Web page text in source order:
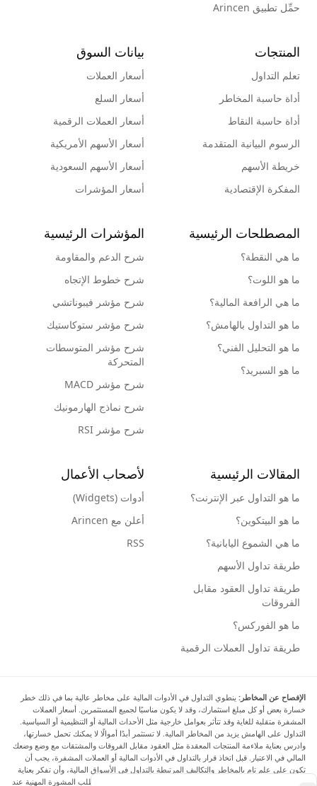
حمِّل تطبيق Arincen
المنتجات
تعلم التداول
أداة حاسبة المخاطر
أداة حاسبة النقاط
الرسوم البيانية المتقدمة
خريطة الأسهم
المفكرة الإقتصادية
بيانات السوق
أسعار العملات
أسعار السلع
أسعار العملات الرقمية
أسعار الأسهم الأمريكية
أسعار الأسهم السعودية
أسعار المؤشرات
المصطلحات الرئيسية
ما هي النقطة؟
ما هو اللوت؟
ما هي الرافعة المالية؟
ما هو التداول بالهامش؟
ما هو التحليل الفني؟
ما هو السبريد؟
المؤشرات الرئيسية
شرح الدعم والمقاومة
شرح خطوط الإتجاه
شرح مؤشر فيبوناتشي
شرح مؤشر ستوكاستيك
شرح مؤشر المتوسطات
المتحركة
شرح مؤشر MACD
شرح نماذج الهارمونيك
شرح مؤشر RSI
المقالات الرئيسية
ما هو التداول عبر الإنترنت؟
ما هو البيتكوين؟
ما هي الشموع اليابانية؟
طريقة تداول الأسهم
طريقة تداول العقود مقابل
الفروقات
ما هو الفوركس؟
طريقة تداول العملات الرقمية
لأصحاب الأعمال
أدوات (Widgets)
أعلن مع Arincen
RSS
الإفصاح عن المخاطر: ينطوي التداول في الأدوات المالية على مخاطر عالية بما في ذلك خطر
خسارة بعض أو كل مبلغ استثمارك، وقد لا يكون مناسبًا لجميع المستثمرين. أسعار العملات
المشفرة متقلبة للغاية وقد تتأثر بعوامل خارجية مثل الأحداث المالية أو التنظيمية أو السياسية.
التداول على الهامش يزيد من المخاطر المالية. لا تستثمر أبدًا أموالًا لا يمكنك تحمل خسارتها،
وادرس بعناية ملاءمة المنتجات المعقدة مثل العقود مقابل الفروقات والمشتقات مع وضع وضعك
المالي في الاعتبار. قبل اتخاذ قرار بالتداول في الأدوات المالية أو العملات المشفرة، يجب أن
تكون على علم تام بالمخاطر والتكاليف المرتبطة بالتداول في الأسواق المالية، وأن تفكر بعناية
في أهدافك الاستثمارية ومستوى خبرتك ورغبتك في المخاطرة، وأن تطلب المشورة المهنية عند